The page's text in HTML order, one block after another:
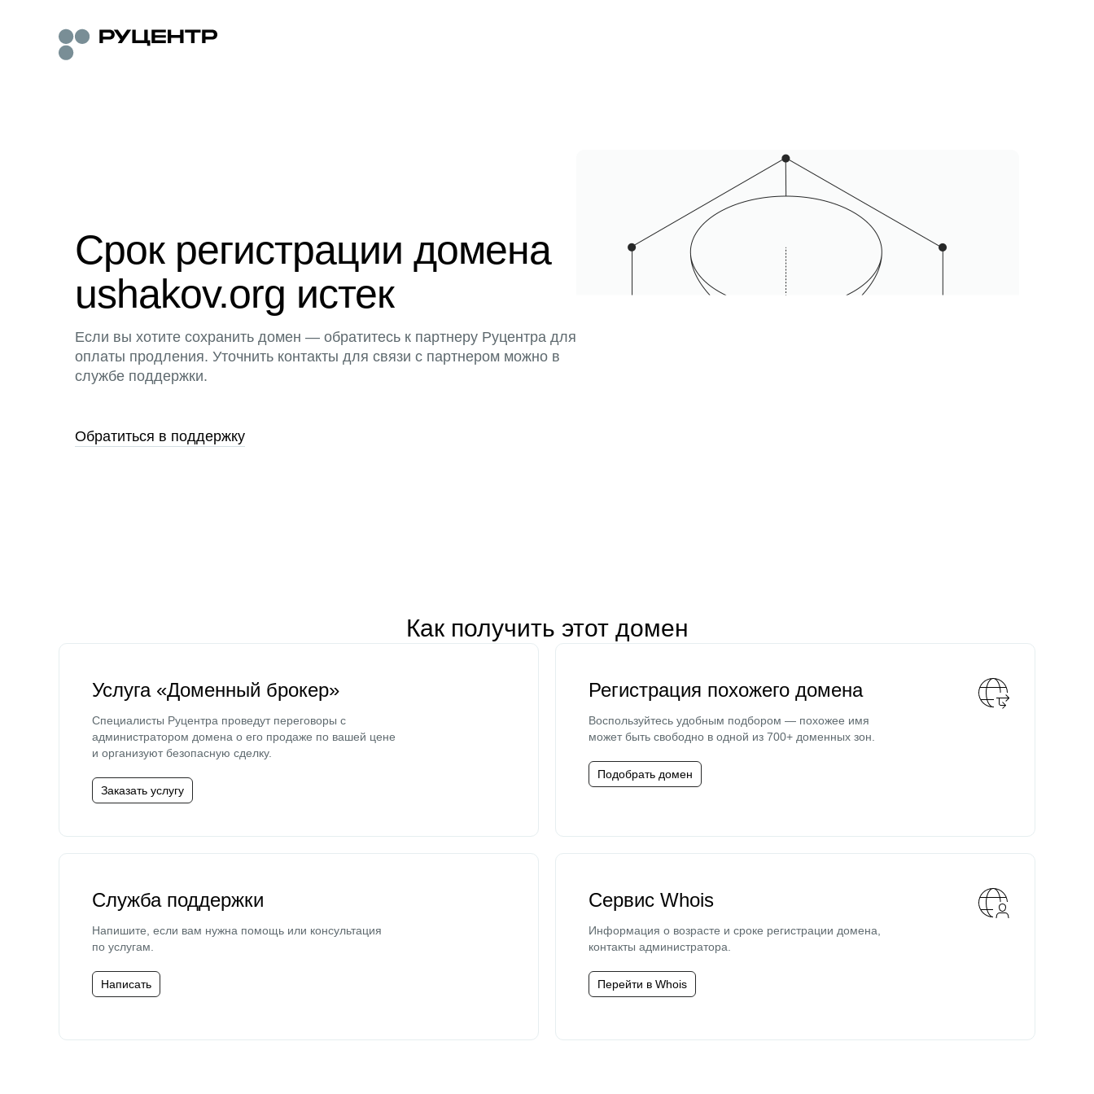
Срок регистрации домена
ushakov.org истек
Если вы хотите сохранить домен — обратитесь к партнеру Руцентра для
оплаты продления. Уточнить контакты для связи с партнером можно в
службе поддержки.
Обратиться в поддержку
Как получить этот домен
Услуга «Доменный брокер»
Специалисты Руцентра проведут переговоры с
администратором домена о его продаже по вашей цене
и организуют безопасную сделку.
Заказать услугу
Регистрация похожего домена
Воспользуйтесь удобным подбором — похожее имя
может быть свободно в одной из 700+ доменных зон.
Подобрать домен
Служба поддержки
Напишите, если вам нужна помощь или консультация
по услугам.
Написать
Сервис Whois
Информация о возрасте и сроке регистрации домена,
контакты администратора.
Перейти в Whois